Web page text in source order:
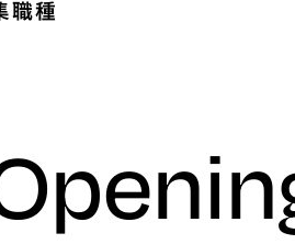
職種